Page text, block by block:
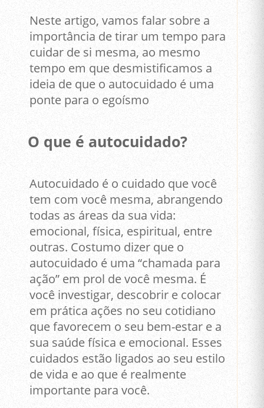
Neste artigo, vamos falar sobre a
importância de tirar um tempo para
cuidar de si mesma, ao mesmo
tempo em que desmistificamos a
ideia de que o autocuidado é uma
ponte para o egoísmo
O que é autocuidado?
Autocuidado é o cuidado que você
tem com você mesma, abrangendo
todas as áreas da sua vida:
emocional, física, espiritual, entre
outras. Costumo dizer que o
autocuidado é uma “chamada para
ação” em prol de você mesma. É
você investigar, descobrir e colocar
em prática ações no seu cotidiano
que favorecem o seu bem-estar e a
sua saúde física e emocional. Esses
cuidados estão ligados ao seu estilo
de vida e ao que é realmente
importante para você.